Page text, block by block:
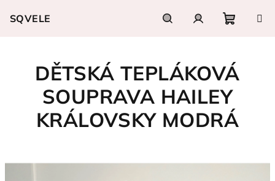
SQVELE
košík
DĚTSKÁ TEPLÁKOVÁ
SOUPRAVA HAILEY
KRÁLOVSKY MODRÁ